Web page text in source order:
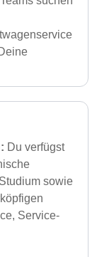
Du verfügst
sowie
Service-